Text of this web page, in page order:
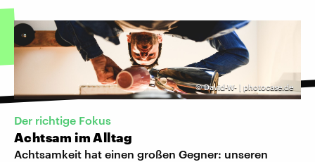
©David-W- | photocase.de
Der richtige Fokus
Achtsam im Alltag
Achtsamkeit hat einen großen Gegner: unseren